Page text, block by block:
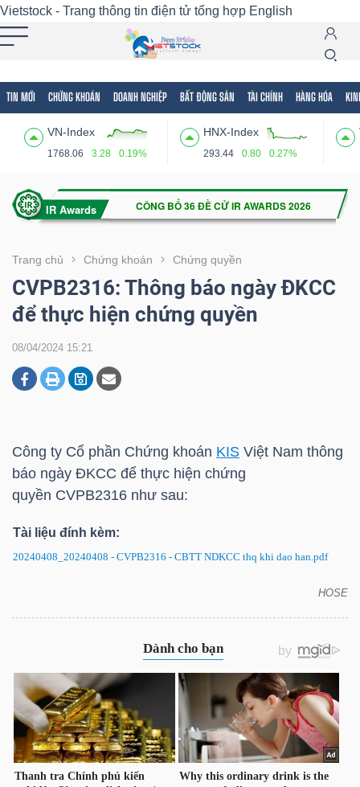
Vietstock - Trang thông tin điện tử tổng hợp English
TIN MỚI CHỨNG KHOÁN DOANH NGHIỆP BẤT ĐỘNG SẢN TÀI CHÍNH HÀNG HÓA
VN-Index
1768.06 3.28 0.19%
HNX-Index
293.44 0.80 0.27%
Trang chủ Chứng khoán Chứng quyền
CVPB2316: Thông báo ngày ĐKCC
để thực hiện chứng quyền
08/04/2024 15:21
Công ty Cổ phần Chứng khoán KIS Việt Nam thông
báo ngày ĐKCC để thực hiện chứng
quyền CVPB2316 như sau:
Tài liệu đính kèm:
20240408_20240408 - CVPB2316 - CBTT NDKCC thq khi dao han.pdf
HOSE
Tất cả Tính năng Ngành Mã chứng khoán
Tính
(-)
VIETSTOCK
CHỨNG
ĐỘNG
SẢN
HÀNG
HÓA